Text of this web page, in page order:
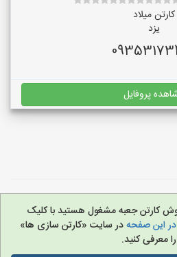
کارتن میلاد
یزد
پروفایل
کارتن جعبه مشغول هستید با کلیک
این صفحهدر سایت «کارتن سازی ها»
معرفی کنید.